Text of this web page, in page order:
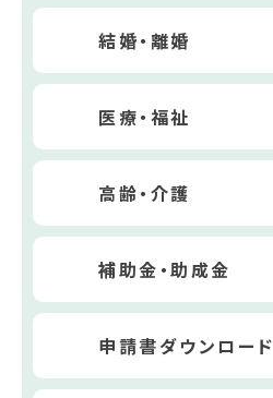
結婚・離婚
医療・福祉
高齢・介護
補助金・助成金
申請書ダウンロード